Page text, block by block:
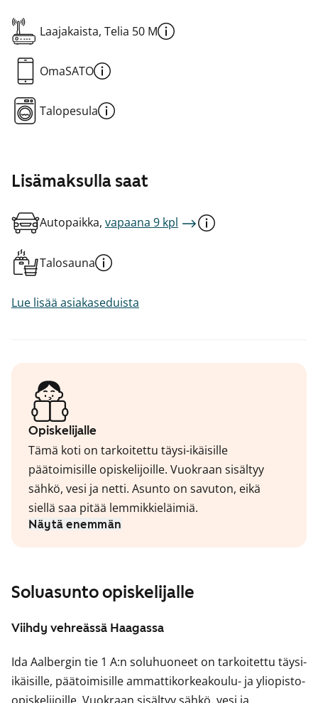
Soluasunto opiskelijalle
Viihdy vehreässä Haagassa
Ida Aalbergin tie 1 A:n soluhuoneet on tarkoitettu täysi-
ikäisille, päätoimisille ammattikorkeakoulu- ja yliopisto-
Laajakaista, Telia 50 M
OmaSATO
Talopesula
Lisämaksulla saat
Autopaikka, vapaana 9 kpl
Talosauna
Lue lisää asiakaseduista
Opiskelijalle
Tämä koti on tarkoitettu täysi-ikäisille
päätoimisille opiskelijoille. Vuokraan sisältyy
sähkö, vesi ja netti. Asunto on savuton, eikä
siellä saa pitää lemmikkieläimiä.
Näytä enemmän